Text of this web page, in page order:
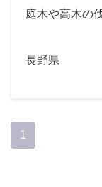
庭木や高木の
長野県
1